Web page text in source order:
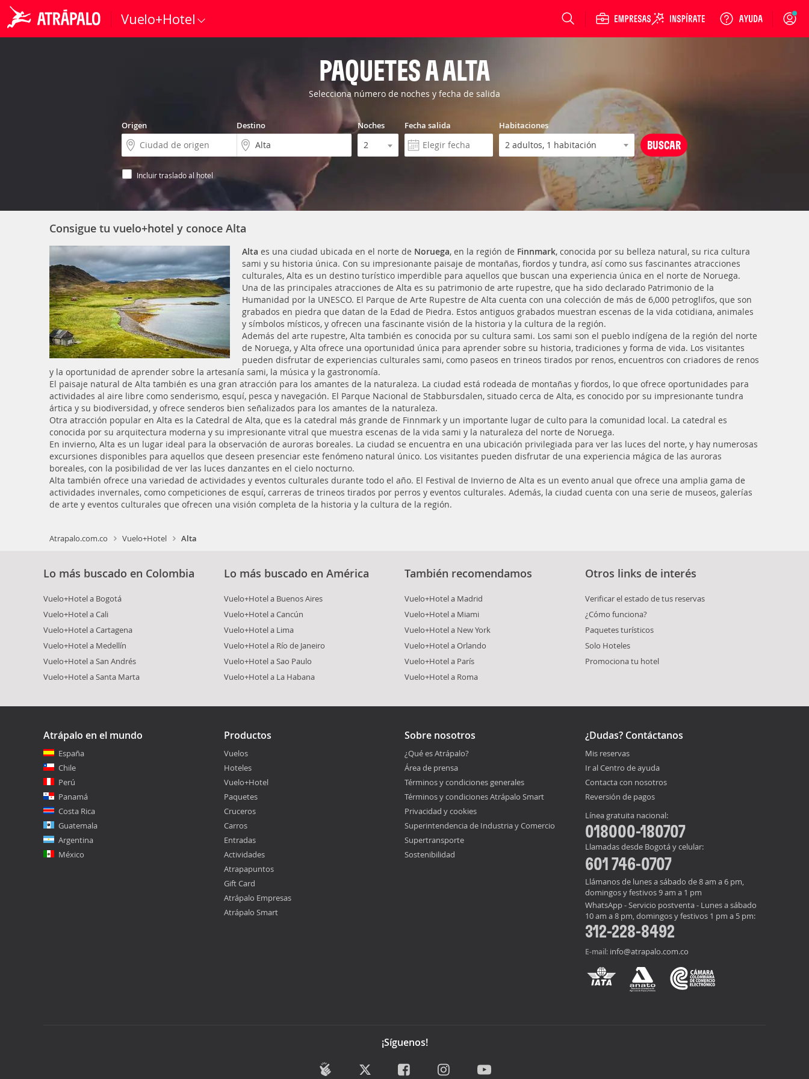
Vuelo+Hotel Login
PAQUETES A ALTA
Selecciona número de noches y fecha de salida
Origen Destino Noches Fecha salida Habitaciones
Incluir traslado al hotel
Consigue tu vuelo+hotel y conoce Alta
Alta es una ciudad ubicada en el norte de Noruega, en la región de Finnmark, conocida por su belleza natural, su rica cultura
sami y su historia única. Con su impresionante paisaje de montañas, fiordos y tundra, así como sus fascinantes atracciones
culturales, Alta es un destino turístico imperdible para aquellos que buscan una experiencia única en el norte de Noruega.
Una de las principales atracciones de Alta es su patrimonio de arte rupestre, que ha sido declarado Patrimonio de la
Humanidad por la UNESCO. El Parque de Arte Rupestre de Alta cuenta con una colección de más de 6,000 petroglifos, que son
grabados en piedra que datan de la Edad de Piedra. Estos antiguos grabados muestran escenas de la vida cotidiana, animales
y símbolos místicos, y ofrecen una fascinante visión de la historia y la cultura de la región.
Además del arte rupestre, Alta también es conocida por su cultura sami. Los sami son el pueblo indígena de la región del norte
de Noruega, y Alta ofrece una oportunidad única para aprender sobre su historia, tradiciones y forma de vida. Los visitantes
pueden disfrutar de experiencias culturales sami, como paseos en trineos tirados por renos, encuentros con criadores de renos
y la oportunidad de aprender sobre la artesanía sami, la música y la gastronomía.
El paisaje natural de Alta también es una gran atracción para los amantes de la naturaleza. La ciudad está rodeada de montañas y fiordos, lo que ofrece oportunidades para
actividades al aire libre como senderismo, esquí, pesca y navegación. El Parque Nacional de Stabbursdalen, situado cerca de Alta, es conocido por su impresionante tundra
ártica y su biodiversidad, y ofrece senderos bien señalizados para los amantes de la naturaleza.
Otra atracción popular en Alta es la Catedral de Alta, que es la catedral más grande de Finnmark y un importante lugar de culto para la comunidad local. La catedral es
conocida por su arquitectura moderna y su impresionante vitral que muestra escenas de la vida sami y la naturaleza del norte de Noruega.
En invierno, Alta es un lugar ideal para la observación de auroras boreales. La ciudad se encuentra en una ubicación privilegiada para ver las luces del norte, y hay numerosas
excursiones disponibles para aquellos que deseen presenciar este fenómeno natural único. Los visitantes pueden disfrutar de una experiencia mágica de las auroras
boreales, con la posibilidad de ver las luces danzantes en el cielo nocturno.
Alta también ofrece una variedad de actividades y eventos culturales durante todo el año. El Festival de Invierno de Alta es un evento anual que ofrece una amplia gama de
actividades invernales, como competiciones de esquí, carreras de trineos tirados por perros y eventos culturales. Además, la ciudad cuenta con una serie de museos, galerías
de arte y eventos culturales que ofrecen una visión completa de la historia y la cultura de la región.
Atrapalo.com.co Vuelo+Hotel Alta
Lo más buscado en Colombia
Vuelo+Hotel a Bogotá
Vuelo+Hotel a Cali
Vuelo+Hotel a Cartagena
Vuelo+Hotel a Medellín
Vuelo+Hotel a San Andrés
Vuelo+Hotel a Santa Marta
Lo más buscado en América
Vuelo+Hotel a Buenos Aires
Vuelo+Hotel a Cancún
Vuelo+Hotel a Lima
Vuelo+Hotel a Río de Janeiro
Vuelo+Hotel a Sao Paulo
Vuelo+Hotel a La Habana
También recomendamos
Vuelo+Hotel a Madrid
Vuelo+Hotel a Miami
Vuelo+Hotel a New York
Vuelo+Hotel a Orlando
Vuelo+Hotel a París
Vuelo+Hotel a Roma
Otros links de interés
Verificar el estado de tus reservas
¿Cómo funciona?
Paquetes turísticos
Solo Hoteles
Promociona tu hotel
Atrápalo en el mundo
España
Chile
Perú
Panamá
Costa Rica
Guatemala
Argentina
México
Productos
Vuelos
Hoteles
Vuelo+Hotel
Paquetes
Cruceros
Carros
Entradas
Actividades
Atrapapuntos
Gift Card
Atrápalo Empresas
Atrápalo Smart
Sobre nosotros
¿Qué es Atrápalo?
Área de prensa
Términos y condiciones generales
Términos y condiciones Atrápalo Smart
Privacidad y cookies
Superintendencia de Industria y Comercio
Supertransporte
Sostenibilidad
¿Dudas? Contáctanos
Mis reservas
Ir al Centro de ayuda
Contacta con nosotros
Reversión de pagos
Línea gratuita nacional:
018000-180707
Llamadas desde Bogotá y celular:
601 746-0707
Llámanos de lunes a sábado de 8 am a 6 pm,
domingos y festivos 9 am a 1 pm
WhatsApp - Servicio postventa - Lunes a sábado
10 am a 8 pm, domingos y festivos 1 pm a 5 pm:
312-228-8492
E-mail: info@atrapalo.com.co
¡Síguenos!